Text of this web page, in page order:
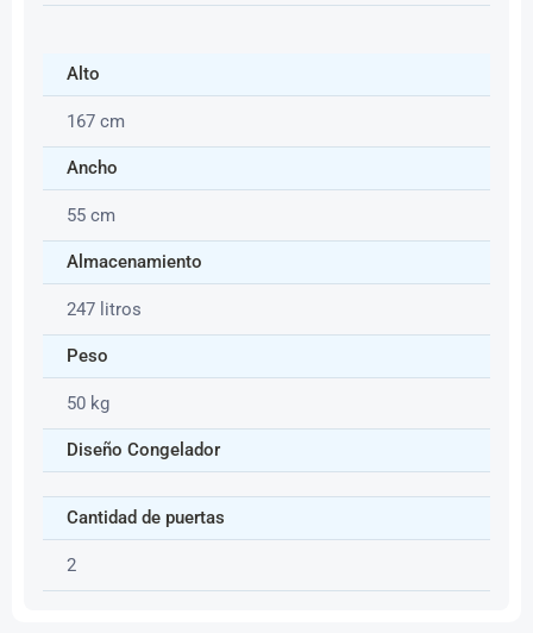
Alto
167 cm
Ancho
55 cm
Almacenamiento
247 litros
Peso
50 kg
Diseño Congelador
Cantidad de puertas
2